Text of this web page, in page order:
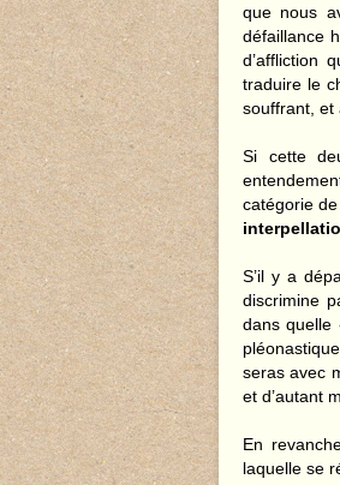
que nous
défaillance
d’affliction
traduire le
souffrant, et
Si cette
catégorie
S’il y a
discrimine
dans quelle
seras avec
et d’autant
En
laquelle se